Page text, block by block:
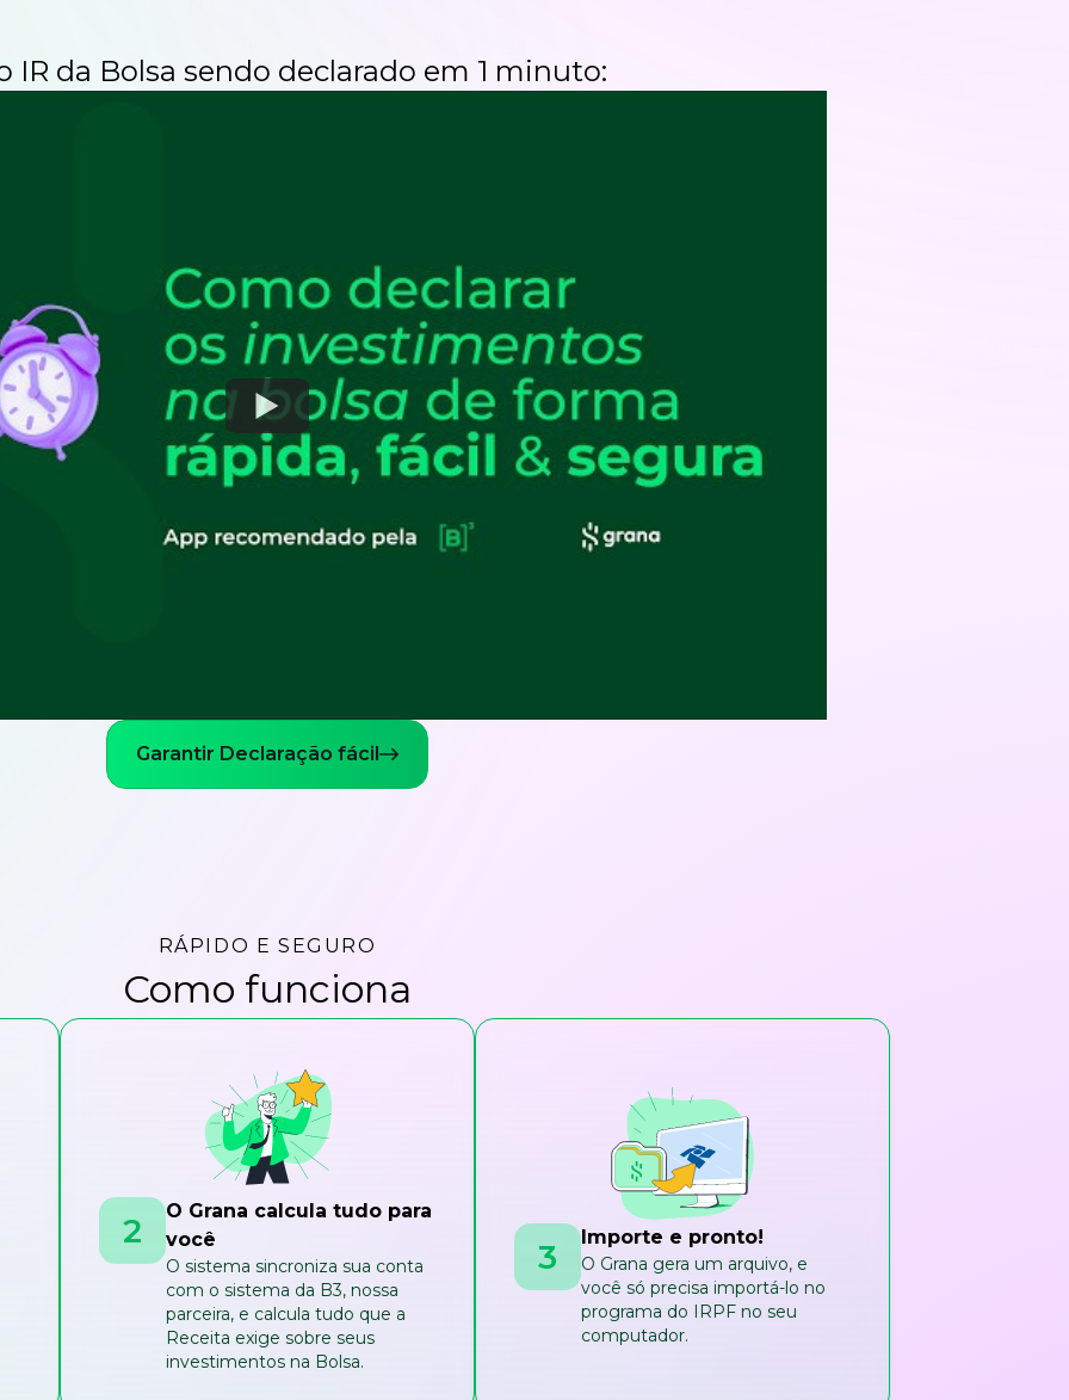
IR da Bolsa sendo declarado em 1 minuto:
Watch
Garantir Declaração fácil
RÁPIDO E SEGURO
Como funciona
2
O Grana calcula tudo para
você
O sistema sincroniza sua conta
com o sistema da B3, nossa
parceira, e calcula tudo que a
Receita exige sobre seus
investimentos na Bolsa.
3 Importe e pronto!
O Grana gera um arquivo, e
você só precisa importá-lo no
programa do IRPF no seu
computador.